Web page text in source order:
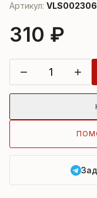
Артикул: VLS002306
310 ₽
− +